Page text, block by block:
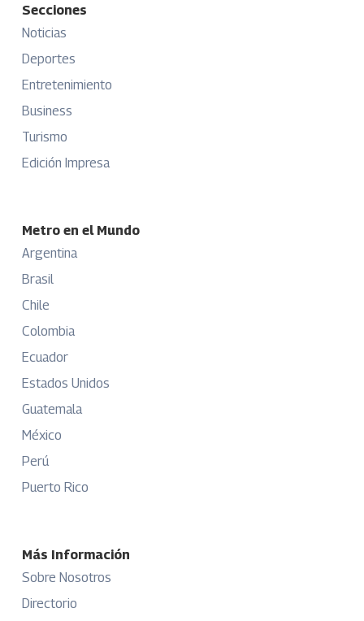
Secciones
Noticias
Deportes
Entretenimiento
Business
Turismo
Edición Impresa
Metro en el Mundo
Argentina
Brasil
Chile
Colombia
Ecuador
Estados Unidos
Guatemala
México
Perú
Puerto Rico
Más Información
Sobre Nosotros
Directorio